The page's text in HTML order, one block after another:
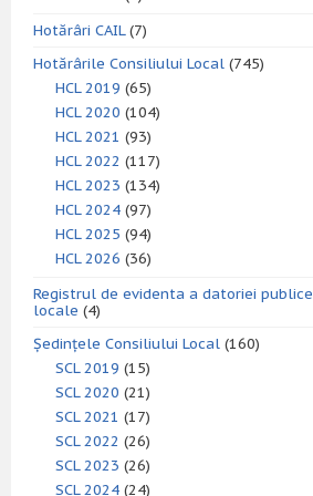
Hotărâri CAIL(7)
Hotărârile Consiliului Local (745)
HCL 2019 (65)
HCL 2020 (104)
HCL 2021 (93)
HCL 2022 (117)
HCL 2023 (134)
HCL 2024 (97)
HCL 2025 (94)
HCL 2026 (36)
Registrul de evidenta a datoriei publice
locale (4)
Ședințele Consiliului Local (160)
SCL 2019 (15)
SCL 2020 (21)
SCL 2021 (17)
SCL 2022 (26)
SCL 2023 (26)
SCL 2024 (24)